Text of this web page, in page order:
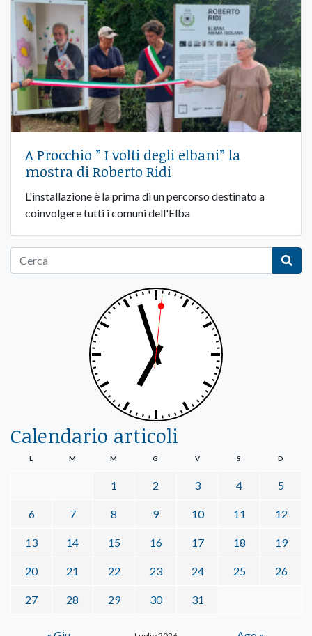
A Procchio ” I volti degli elbani” la
mostra di Roberto Ridi
L'installazione è la prima di un percorso destinato a
coinvolgere tutti i comuni dell'Elba
Calendario articoli
L M M G V S D
1 2 3 4 5
6 7 8 9 10 11 12
13 14 15 16 17 18 19
20 21 22 23 24 25 26
27 28 29 30 31